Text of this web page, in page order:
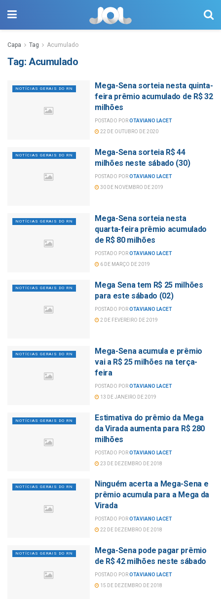
Capa Tag Acumulado
Tag: Acumulado
NOTÍCIAS GERAIS DO RN
Mega-Sena sorteia nesta quinta-
feira prêmio acumulado de R$ 32
milhões
POSTADO POROTAVIANO LACET
22 DE OUTUBRO DE 2020
NOTÍCIAS GERAIS DO RN
Mega-Sena sorteia R$ 44
milhões neste sábado (30)
POSTADO POROTAVIANO LACET
30 DE NOVEMBRO DE 2019
NOTÍCIAS GERAIS DO RN
Mega-Sena sorteia nesta
quarta-feira prêmio acumulado
de R$ 80 milhões
POSTADO POROTAVIANO LACET
6 DE MARÇO DE 2019
NOTÍCIAS GERAIS DO RN
Mega Sena tem R$ 25 milhões
para este sábado (02)
POSTADO POROTAVIANO LACET
2 DE FEVEREIRO DE 2019
NOTÍCIAS GERAIS DO RN
Mega-Sena acumula e prêmio
vai a R$ 25 milhões na terça-
feira
POSTADO POROTAVIANO LACET
13 DE JANEIRO DE 2019
NOTÍCIAS GERAIS DO RN
Estimativa do prêmio da Mega
da Virada aumenta para R$ 280
milhões
POSTADO POROTAVIANO LACET
23 DE DEZEMBRO DE 2018
NOTÍCIAS GERAIS DO RN
Ninguém acerta a Mega-Sena e
prêmio acumula para a Mega da
Virada
POSTADO POROTAVIANO LACET
22 DE DEZEMBRO DE 2018
NOTÍCIAS GERAIS DO RN
Mega-Sena pode pagar prêmio
de R$ 42 milhões neste sábado
POSTADO POROTAVIANO LACET
15 DE DEZEMBRO DE 2018